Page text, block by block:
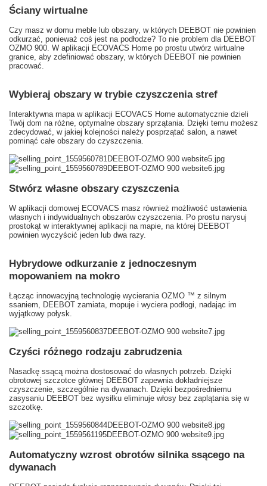
Ściany wirtualne
Czy masz w domu meble lub obszary, w których DEEBOT nie powinien
odkurzać, ponieważ coś jest na podłodze? To nie problem dla DEEBOT
OZMO 900. W aplikacji ECOVACS Home po prostu utwórz wirtualne
granice, aby zdefiniować obszary, w których DEEBOT nie powinien
pracować.
Wybieraj obszary w trybie czyszczenia stref
Interaktywna mapa w aplikacji ECOVACS Home automatycznie dzieli
Twój dom na różne, optymalne obszary sprzątania. Dzięki temu możesz
zdecydować, w jakiej kolejności należy posprzątać salon, a nawet
pominąć całe obszary do czyszczenia.
Stwórz własne obszary czyszczenia
W aplikacji domowej ECOVACS masz również możliwość ustawienia
własnych i indywidualnych obszarów czyszczenia. Po prostu narysuj
prostokąt w interaktywnej aplikacji na mapie, na której DEEBOT
powinien wyczyścić jeden lub dwa razy.
Hybrydowe odkurzanie z jednoczesnym
mopowaniem na mokro
Łącząc innowacyjną technologię wycierania OZMO ™ z silnym
ssaniem, DEEBOT zamiata, mopuje i wyciera podłogi, nadając im
wyjątkowy połysk.
Czyści różnego rodzaju zabrudzenia
Nasadkę ssącą można dostosować do własnych potrzeb. Dzięki
obrotowej szczotce głównej DEEBOT zapewnia dokładniejsze
czyszczenie, szczególnie na dywanach. Dzięki bezpośredniemu
zasysaniu DEEBOT bez wysiłku eliminuje włosy bez zaplątania się w
szczotkę.
Automatyczny wzrost obrotów silnika ssącego na
dywanach